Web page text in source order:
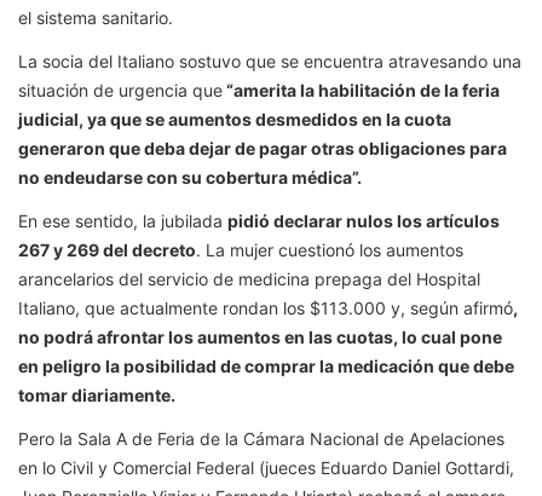
el sistema sanitario.
La socia del Italiano sostuvo que se encuentra atravesando una
situación de urgencia que“amerita la habilitación de la feria
judicial, ya que se aumentos desmedidos en la cuota
generaron que deba dejar de pagar otras obligaciones para
no endeudarse con su cobertura médica”.
En ese sentido, la jubilada pidió declarar nulos los artículos
267 y 269 del decreto. La mujer cuestionó los aumentos
arancelarios del servicio de medicina prepaga del Hospital
Italiano, que actualmente rondan los $113.000 y, según afirmó,
no podrá afrontar los aumentos en las cuotas, lo cual pone
en peligro la posibilidad de comprar la medicación que debe
tomar diariamente.
Pero la Sala A de Feria de la Cámara Nacional de Apelaciones
en lo Civil y Comercial Federal (jueces Eduardo Daniel Gottardi,